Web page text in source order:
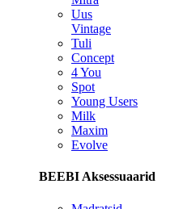
Uus
Vintage
Tuli
Concept
4 You
Spot
Young Users
Milk
Maxim
Evolve
BEEBI Aksessuaarid